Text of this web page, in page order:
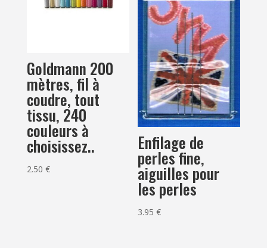
Goldmann 200
mètres, fil à
coudre, tout
tissu, 240
couleurs à
choisissez..
2.50 €
Enfilage de
perles fine,
aiguilles pour
les perles
3.95€